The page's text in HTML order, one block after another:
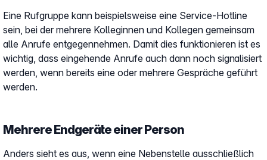
Eine Rufgruppe kann beispielsweise eine Service-Hotline
sein, bei der mehrere Kolleginnen und Kollegen gemeinsam
alle Anrufe entgegennehmen. Damit dies funktionieren ist es
wichtig, dass eingehende Anrufe auch dann noch signalisiert
werden, wenn bereits eine oder mehrere Gespräche geführt
werden.
Mehrere Endgeräte einer Person
Anders sieht es aus, wenn eine Nebenstelle ausschließlich